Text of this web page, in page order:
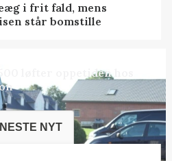
i frit fald, mens
står bomstille
løfter oppetiden hos
NYT